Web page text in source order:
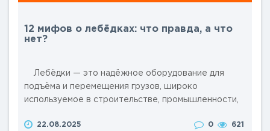
12 мифов о лебёдках: что правда, а что
нет?
Лебёдки — это надёжное оборудование для
подъёма и перемещения грузов, широко
используемое в строительстве, промышленности,
хозяйстве и в быту. Однако вокруг них существует
22.08.2025 0 621